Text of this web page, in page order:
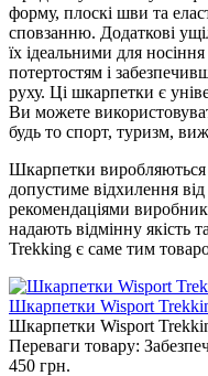
форму, плоскі шви та
сповзанню. Додаткові
їх ідеальними для
потертостям і
руху. Ці шкарпетки є
Ви можете
будь то спорт, туризм,
Шкарпетки виробляються
допустиме відхилення
рекомендаціями
надають відмінну якість
Trekking є саме тим
Шкарпетки Wisport
Шкарпетки Wisport
Переваги товару:
450 грн.